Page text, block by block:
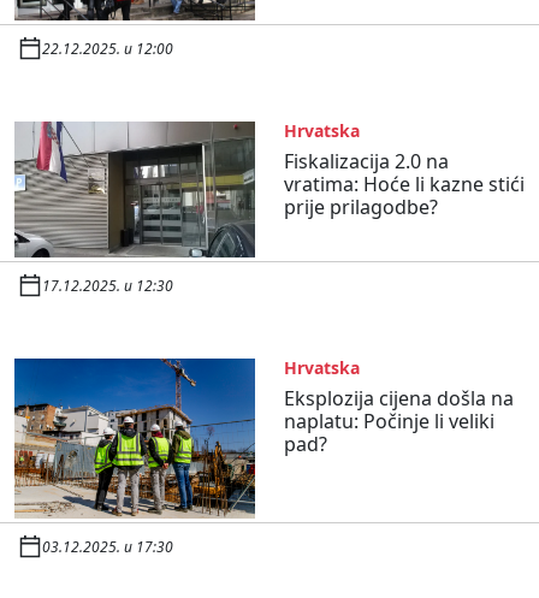
22.12.2025. u 12:00
Hrvatska
Fiskalizacija 2.0 na
vratima: Hoće li kazne stići
prije prilagodbe?
17.12.2025. u 12:30
Hrvatska
Eksplozija cijena došla na
naplatu: Počinje li veliki
pad?
03.12.2025. u 17:30